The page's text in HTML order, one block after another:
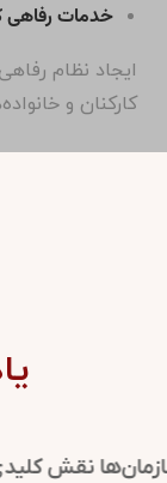
خدمات رفاهی
ایجاد نظام
کارکنان و
روابط عمومی